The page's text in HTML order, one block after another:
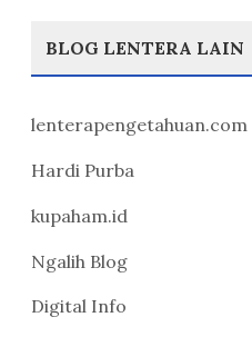
BLOG LENTERA LAIN
lenterapengetahuan.com
Hardi Purba
kupaham.id
Ngalih Blog
Digital Info